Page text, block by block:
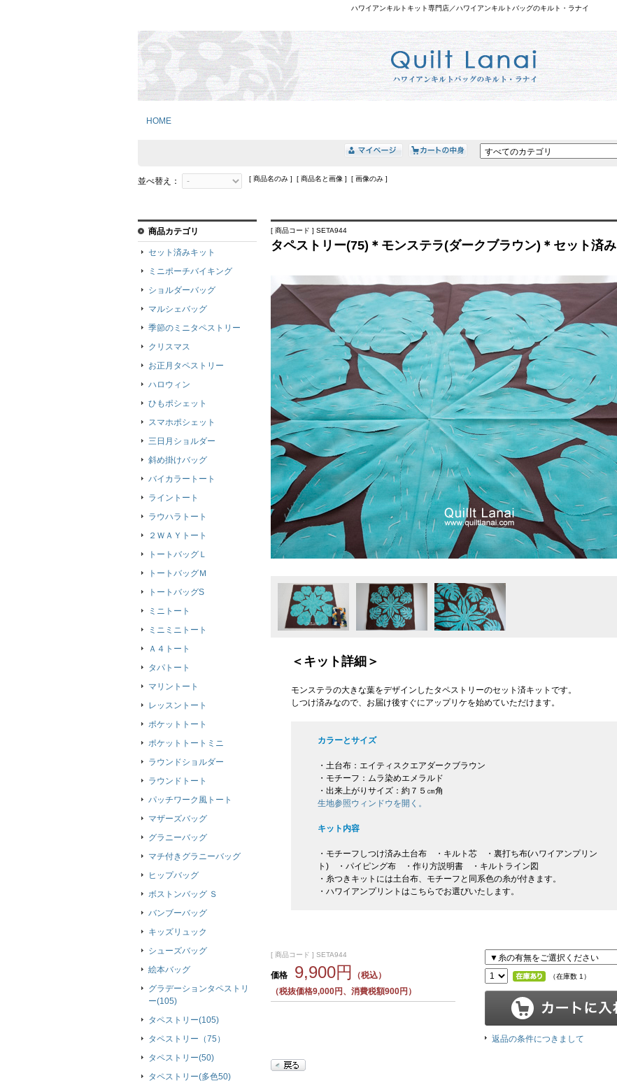
ハワイアンキルトキット専門店／ハワイアンキルトバッグのキルト・ラナイ
HOME
並べ替え： [ 商品名のみ ] [ 商品名と画像 ] [ 画像のみ ]
[ 商品コード ] SETA944
タペストリー(75)＊モンステラ(ダークブラウン)＊セット済み
＜キット詳細＞
モンステラの大きな葉をデザインしたタペストリーのセット済キットです。
しつけ済みなので、お届け後すぐにアップリケを始めていただけます。
カラーとサイズ
・土台布：エイティスクエアダークブラウン
・モチーフ：ムラ染めエメラルド
・出来上がりサイズ：約７５㎝角
生地参照ウィンドウを開く。
キット内容
・モチーフしつけ済み土台布 ・キルト芯 ・裏打ち布(ハワイアンプリン
ト) ・パイピング布 ・作り方説明書 ・キルトライン図
・糸つきキットには土台布、モチーフと同系色の糸が付きます。
・ハワイアンプリントはこちらでお選びいたします。
[ 商品コード ] SETA944
価格 9,900円
（税込）
（税抜価格9,000円、消費税額900円）
（在庫数 1）
返品の条件につきまして
商品カテゴリ
セット済みキット
ミニポーチバイキング
ショルダーバッグ
マルシェバッグ
季節のミニタペストリー
クリスマス
お正月タペストリー
ハロウィン
ひもポシェット
スマホポシェット
三日月ショルダー
斜め掛けバッグ
バイカラートート
ライントート
ラウハラトート
２ＷＡＹトート
トートバッグＬ
トートバッグＭ
トートバッグS
ミニトート
ミニミニトート
Ａ４トート
タパトート
マリントート
レッスントート
ポケットトート
ポケットトートミニ
ラウンドショルダー
ラウンドトート
パッチワーク風トート
マザーズバッグ
グラニーバッグ
マチ付きグラニーバッグ
ヒップバッグ
ボストンバッグ Ｓ
バンブーバッグ
キッズリュック
シューズバッグ
絵本バッグ
グラデーションタペストリ
ー(105)
タペストリー(105)
タペストリー（75）
タペストリー(50)
タペストリー(多色50)